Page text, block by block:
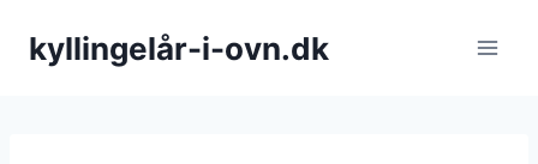
kyllingelår-i-ovn.dk